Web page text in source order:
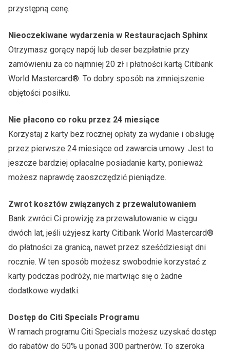
przystępną cenę.
Nieoczekiwane wydarzenia w Restauracjach Sphinx
Otrzymasz gorący napój lub deser bezpłatnie przy
zamówieniu za co najmniej 20 zł i płatności kartą Citibank
World Mastercard®. To dobry sposób na zmniejszenie
objętości posiłku.
Nie płacono co roku przez 24 miesiące
Korzystaj z karty bez rocznej opłaty za wydanie i obsługę
przez pierwsze 24 miesiące od zawarcia umowy. Jest to
jeszcze bardziej opłacalne posiadanie karty, ponieważ
możesz naprawdę zaoszczędzić pieniądze.
Zwrot kosztów związanych z przewalutowaniem
Bank zwróci Ci prowizję za przewalutowanie w ciągu
dwóch lat, jeśli użyjesz karty Citibank World Mastercard®
do płatności za granicą, nawet przez sześćdziesiąt dni
rocznie. W ten sposób możesz swobodnie korzystać z
karty podczas podróży, nie martwiąc się o żadne
dodatkowe wydatki.
Dostęp do Citi Specials Programu
W ramach programu Citi Specials możesz uzyskać dostęp
do rabatów do 50% u ponad 300 partnerów. To szeroka